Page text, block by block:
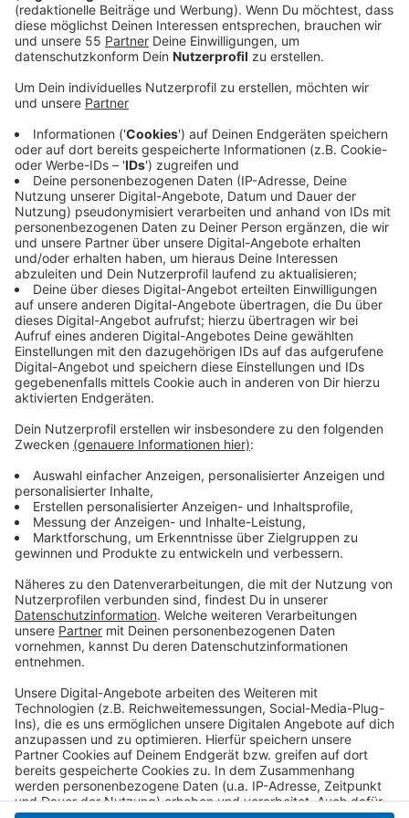
Anzeige
Laut aktuellen Daten des Kraftfahrt-Bundesamtes
haben fast 60 Prozent der Fahrzeuge am Niederrhein
eine veraltete Abgastechnik. In Krefeld fahren etwa
28 Prozent der Autos mit den Abgasnormen Euro 1 bis
4, im Kreis Viersen sind es rund zwei Prozent weniger.
Duisburg belegt im deutschlandweiten Ranking der
Städte mit den dreckigsten Autos Platz drei: Über 30
Prozent der zugelassenen Fahrzeuge entsprechen
dort den alten Abgasnormen.
Anzeige
Autostädte mit den saubersten Autos
Im Gegensatz dazu ist Wolfsburg die Stadt mit den
saubersten zugelassenen Autos. Dort dominieren
Fahrzeuge mit den Abgasnormen Euro 5 und 6. Der
Grund dafür liegt laut KBA vor allem am VW-Standort,
begünstigt.
Anzeige
Anzeige